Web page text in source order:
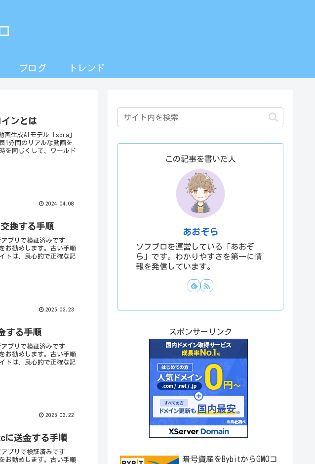
ブログ トレンド
インとは
画生成AIモデル「sora」
1分間のリアルな動画を
を同じくして、ワールド
2024.04.08
換する手順
プリで検証済みです
お勧めします。古い手順
トは、良心的で正確な記
2025.03.23
する手順
プリで検証済みです
お勧めします。古い手順
トは、良心的で正確な記
2025.03.22
に送金する手順
プリで検証済みです
お勧めします。古い手順
この記事を書いた人
あおぞら
ソフブロを運営している「あおぞ
ら」です。わかりやすさを第一に情
報を発信しています。
スポンサーリンク
暗号資産をBybitからGMOコ